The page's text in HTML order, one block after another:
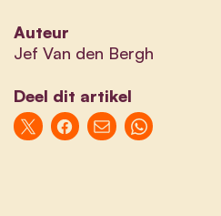
Auteur
Jef Van den Bergh
Deel dit artikel